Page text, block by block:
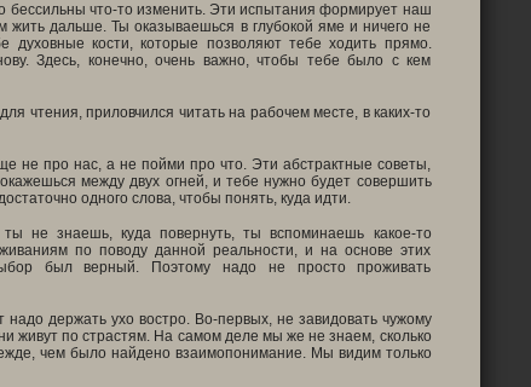
бессильны что-то изменить. Эти испытания формирует наш
дальше. Ты оказываешься в глубокой яме и ничего не
кости, которые позволяют тебе ходить прямо.
Здесь, конечно, очень важно, чтобы тебе было с кем
чтения, приловчился читать на рабочем месте, в каких-то
не про нас, а не пойми про что. Эти абстрактные советы,
между двух огней, и тебе нужно будет совершить
одного слова, чтобы понять, куда идти.
не знаешь, куда повернуть, ты вспоминаешь какое-то
по поводу данной реальности, и на основе этих
был верный. Поэтому надо не просто проживать
держать ухо востро. Во-первых, не завидовать чужому
живут по страстям. На самом деле мы же не знаем, сколько
чем было найдено взаимопонимание. Мы видим только